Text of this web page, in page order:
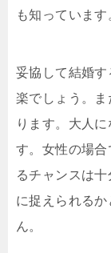
も知っています
妥協して結婚
楽でしょう。
ります。大人
す。女性の場合
るチャンスは
に捉えられる
ん。